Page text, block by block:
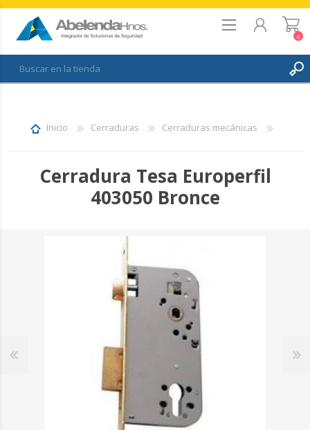
FAVORITOS
0
Inicio Cerraduras Cerraduras mecánicas
Cerradura Tesa Europerfil
403050 Bronce